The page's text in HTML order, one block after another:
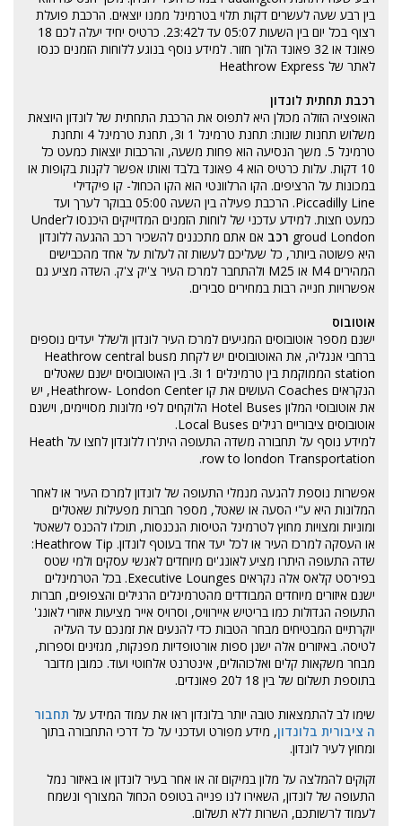
בין רבע שעה לעשרים דקות תלוי בטרמינל ממנו יוצאים. הרכבת פועלת
רצוף בכל יום בין השעות 05:07 עד ל23:42. כרטיס יחיד יעלה לכם 18
פאונד או 32 פאונד הלוך חזור. למידע נוסף בנוגע ללוחות הזמנים כנסו
לאתר של Heathrow Express
רכבת תחתית לונדון
האופציה הזולה מכולן היא לתפוס את הרכבת התחתית של לונדון היוצאת
משלוש תחנות שונות: תחנת טרמינל 1 ו3, תחנת טרמינל 4 ותחנת
טרמינל 5. משך הנסיעה הוא פחות משעה, והרכבות יוצאות כמעט כל
10 דקות. עלות כרטיס הוא 4 פאונד בלבד ואותו אפשר לקנות בקופות או
במכונות על הרציפים. הקו הרלוונטי הוא הקו הכחול- קו פיקדילי
Piccadilly Line. הרכבת פעילה בין השעה 05:00 בבוקר לערך ועד
כמעט חצות. למידע עדכני של לוחות הזמנים המדוייקים היכנסו לUnder
groud London רכב אם אתם מתכננים להשכיר רכב ההגעה ללונדון
היא פשוטה ביותר, כל שעליכם לעשות זה לעלות על אחד מהכבישים
המהירים M4 או M25 ולהתחבר למרכז העיר צ'יק צ'ק. השדה מציע גם
אפשרויות חנייה רבות במחירים סבירים.
אוטובוס
ישנם מספר אוטובוסים המגיעים למרכז העיר לונדון ולשלל יעדים נוספים
ברחבי אנגליה, את האוטובוסים יש לקחת מHeathrow central bus
station הממוקמת בין טרמינלים 1 ו3. בין האוטובוסים ישנם שאטלים
הנקראים Coaches העושים את קו Heathrow- London Center, יש
את אוטובוסי המלון Hotel Buses הלוקחים לפי מלונות מסויימים, וישנם
אוטובוסים ציבוריים רגילים Local Buses
.
למידע נוסף על תחבורה משדה התעופה הית'רו ללונדון לחצו על Heath
row to london Transportation.
אפשרות נוספת להגעה מנמלי התעופה של לונדון למרכז העיר או לאחר
המלונות היא ע"י הסעה או שאטל, מספר חברות מפעילות שאטלים
ומוניות ומצויות מחוץ לטרמינל הטיסות הנכנסות, תוכלו להכנס לשאטל
או העסקה למרכז העיר או לכל יעד אחד בעוטף לונדון. Heathrow Tip:
שדה התעופה היתרו מציע לאונג'ים מיוחדים לאנשי עסקים ולמי שטס
בפירסט קלאס אלה נקראים Executive Lounges. בכל הטרמינלים
ישנם איזורים מיוחדים המבודדים מהטרמינלים הרגילים והצפופים, חברות
התעופה הגדולות כמו בריטיש איירוויס, וסרויס אייר מציעות איזורי לאונג'
יוקרתיים המבטיחים מבחר הטבות כדי להנעים את זמנכם עד העליה
לטיסה. באיזורים אלה ישנן ספות אורטופדיות מפנקות, מגזינים וספרות,
מבחר משקאות קלים ואלכוהולים, אינטרנט אלחוטי ועוד. כמובן מדובר
בתוספת תשלום של בין 18 ל20 פאונדים.
שימו לב להתמצאות טובה יותר בלונדון ראו את עמוד המידע על תחבור
ה ציבורית בלונדון, מידע מפורט ועדכני על כל דרכי התחבורה בתוך
ומחוץ לעיר לונדון.
זקוקים להמלצה על מלון במיקום זה או אחר בעיר לונדון או באיזור נמל
התעופה של לונדון, השאירו לנו פנייה בטופס הכחול המצורף ונשמח
לעמוד לרשותכם, השרות ללא תשלום.